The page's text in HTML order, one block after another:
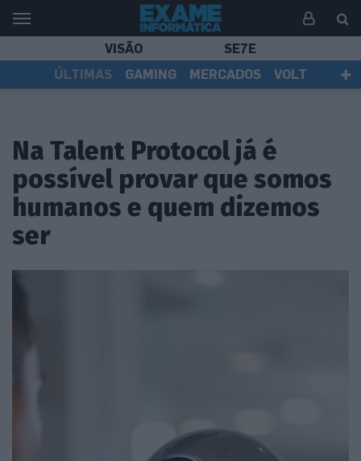
VISÃO
SE7E
ÚLTIMAS
GAMING MERCADOS
VOLT
Na Talent Protocol já é
possível provar que somos
humanos e quem dizemos
ser